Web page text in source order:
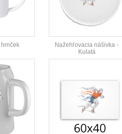
hrnček
Nažehľovacia nášivka -
Kulatá